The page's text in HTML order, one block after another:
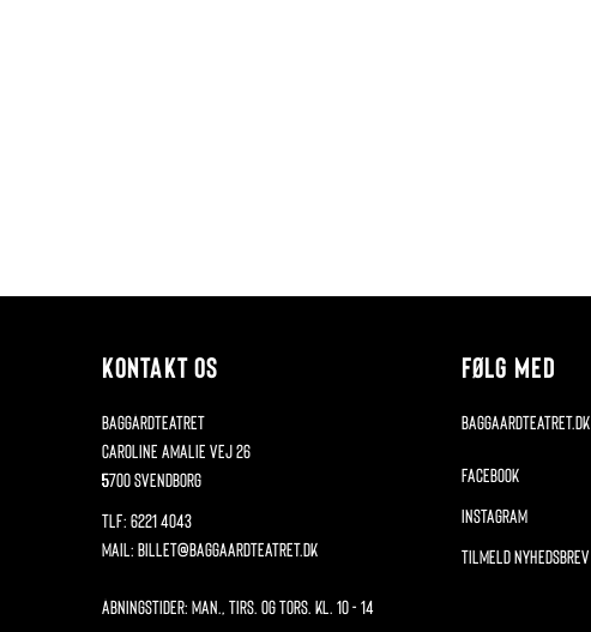
KONTAKT OS
BaggårdTeatret
Caroline Amalie Vej 26
5700 Svendborg
Tlf: 6221 4043
mail: billet@baggaardteatret.dk
Åbningstider: Man., tirs. og tors. kl. 10 - 14
FØLG MED
baggaardteatret.dk
FACEBOOK
INSTAGRAM
TILMELD NYHEDSBREV